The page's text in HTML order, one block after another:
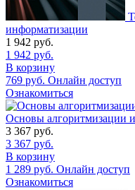
информатизации
1 942 руб.
1 942 руб.
В корзину
769 руб. Онлайн доступ
Ознакомиться
Основы алгоритмизации
3 367 руб.
3 367 руб.
В корзину
1 289 руб. Онлайн доступ
Ознакомиться